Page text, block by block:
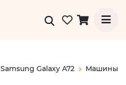
Samsung Galaxy A72 Машины